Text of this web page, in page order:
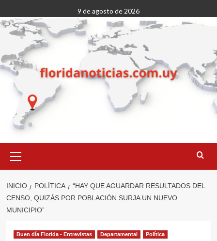
al
contenido
9 de agosto de 2026
primario
INICIO POLÍTICA
“HAY QUE AGUARDAR RESULTADOS DEL
CENSO, QUIZÁS POR POBLACIÓN SURJA UN NUEVO
MUNICIPIO”
Buen día Florida - Entrevistas Departamental
Política